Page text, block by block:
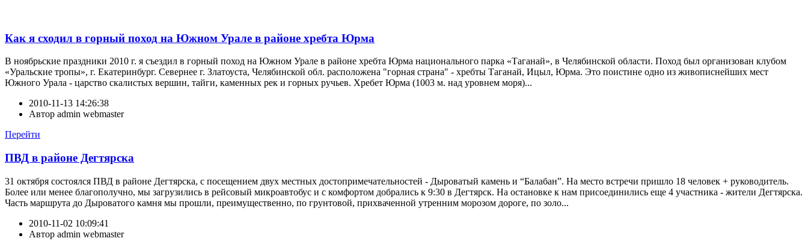
Как я сходил в горный поход на Южном Урале в районе хребта Юрма
В ноябрьские праздники 2010 г. я съездил в горный поход на Южном Урале в районе хребта Юрма национального парка «Таганай», в Челябинской области. Поход был организован клубом
«Уральские тропы», г. Екатеринбург. Севернее г. Златоуста, Челябинской обл. расположена "горная страна" - хребты Таганай, Ицыл, Юрма. Это поистине одно из живописнейших мест
Южного Урала - царство скалистых вершин, тайги, каменных рек и горных ручьев. Хребет Юрма (1003 м. над уровнем моря)...
2010-11-13 14:26:38
Автор admin webmaster
Перейти
ПВД в районе Дегтярска
31 октября состоялся ПВД в районе Дегтярска, с посещением двух местных достопримечательностей - Дыроватый камень и “Балабан”. На место встречи пришло 18 человек + руководитель.
Более или менее благополучно, мы загрузились в рейсовый микроавтобус и с комфортом добрались к 9:30 в Дегтярск. На остановке к нам присоединились еще 4 участника - жители Дегтярска.
Часть маршрута до Дыроватого камня мы прошли, преимущественно, по грунтовой, прихваченной утренним морозом дороге, по золо...
2010-11-02 10:09:41
Автор admin webmaster